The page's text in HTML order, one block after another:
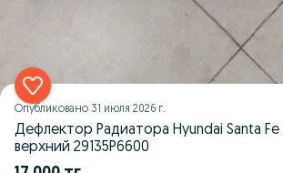
Опубликовано 31 июля 2026 г.
Дефлектор Радиатора Hyundai Santa Fe
верхний 29135P6600